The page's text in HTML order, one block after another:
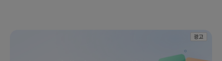
광고